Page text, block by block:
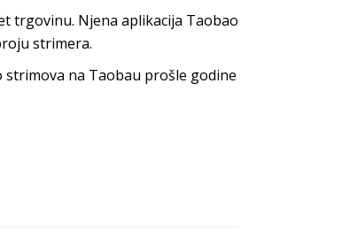
trgovinu. Njena aplikacija Taobao
strimera.
na Taobau prošle godine